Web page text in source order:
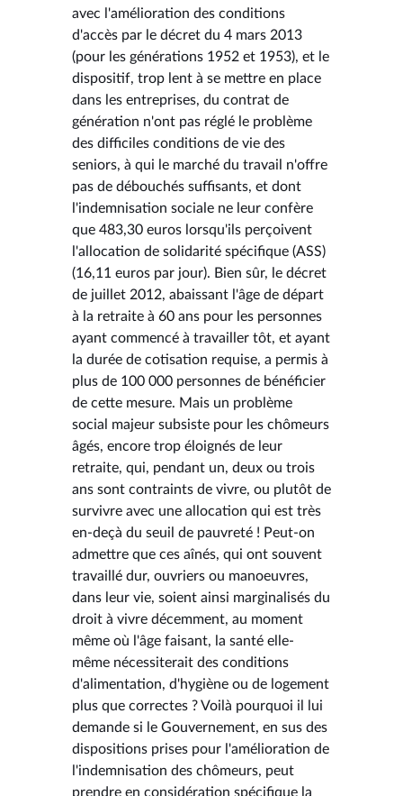
avec l'amélioration des conditions
d'accès par le décret du 4 mars 2013
(pour les générations 1952 et 1953), et le
dispositif, trop lent à se mettre en place
dans les entreprises, du contrat de
génération n'ont pas réglé le problème
des difficiles conditions de vie des
seniors, à qui le marché du travail n'offre
pas de débouchés suffisants, et dont
l'indemnisation sociale ne leur confère
que 483,30 euros lorsqu'ils perçoivent
l'allocation de solidarité spécifique (ASS)
(16,11 euros par jour). Bien sûr, le décret
de juillet 2012, abaissant l'âge de départ
à la retraite à 60 ans pour les personnes
ayant commencé à travailler tôt, et ayant
la durée de cotisation requise, a permis à
plus de 100 000 personnes de bénéficier
de cette mesure. Mais un problème
social majeur subsiste pour les chômeurs
âgés, encore trop éloignés de leur
retraite, qui, pendant un, deux ou trois
ans sont contraints de vivre, ou plutôt de
survivre avec une allocation qui est très
en-deçà du seuil de pauvreté ! Peut-on
admettre que ces aînés, qui ont souvent
travaillé dur, ouvriers ou manoeuvres,
dans leur vie, soient ainsi marginalisés du
droit à vivre décemment, au moment
même où l'âge faisant, la santé elle-
même nécessiterait des conditions
d'alimentation, d'hygiène ou de logement
plus que correctes ? Voilà pourquoi il lui
demande si le Gouvernement, en sus des
dispositions prises pour l'amélioration de
l'indemnisation des chômeurs, peut
prendre en considération spécifique la